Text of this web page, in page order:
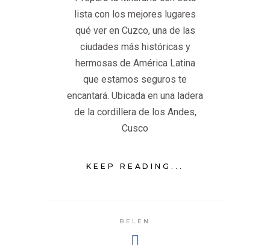
lista con los mejores lugares
qué ver en Cuzco, una de las
ciudades más históricas y
hermosas de América Latina
que estamos seguros te
encantará. Ubicada en una ladera
de la cordillera de los Andes,
Cusco
KEEP READING...
BELEN